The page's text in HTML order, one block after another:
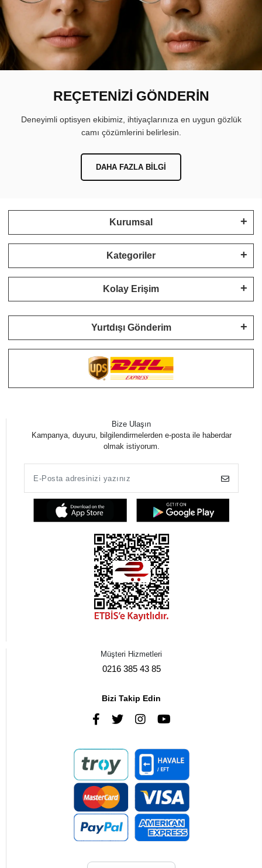
REÇETENİZİ GÖNDERİN
Deneyimli optisyen ekibimiz, ihtiyaçlarınıza en uygun gözlük
camı çözümlerini belirlesin.
DAHA FAZLA BILGI
Kurumsal
Kategoriler
Kolay Erişim
Yurtdışı Gönderim
Bize Ulaşın
Kampanya, duyuru, bilgilendirmelerden e-posta ile haberdar
olmak istiyorum.
Müşteri Hizmetleri
0216 385 43 85
Bizi Takip Edin